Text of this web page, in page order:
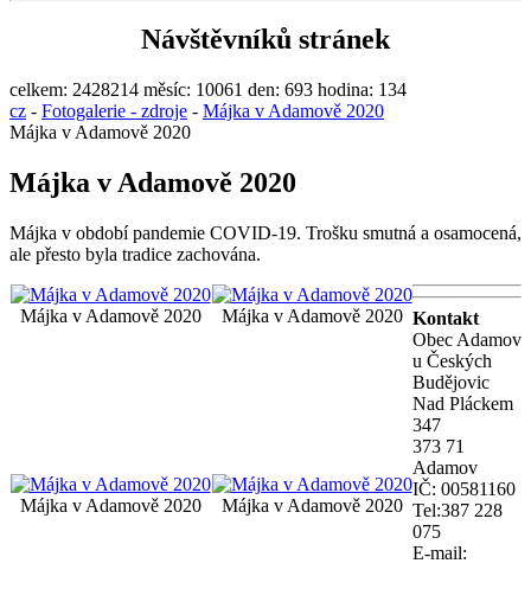
Návštěvníků stránek
celkem: 2428214 měsíc: 10061 den: 693 hodina: 134
cz - Fotogalerie - zdroje - Májka v Adamově 2020
Májka v Adamově 2020
Májka v Adamově 2020
Májka v období pandemie COVID-19. Trošku smutná a osamocená,
ale přesto byla tradice zachována.
Májka v Adamově 2020 Májka v Adamově 2020
Májka v Adamově 2020 Májka v Adamově 2020
Kontakt
Obec Adamov
u Českých
Budějovic
Nad Pláckem
347
373 71
Adamov
IČ: 00581160
Tel:387 228
075
E-mail: